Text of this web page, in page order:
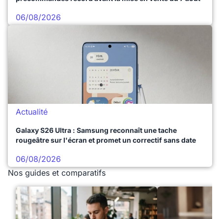
06/08/2026
Actualité
Galaxy S26 Ultra : Samsung reconnaît une tache
rougeâtre sur l'écran et promet un correctif sans date
06/08/2026
Nos guides et comparatifs